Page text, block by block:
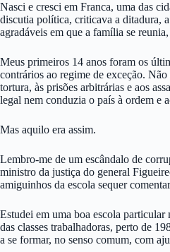
Nasci e cresci em Franca, uma das
discutia política, criticava a ditadura,
agradáveis em que a família se
Meus primeiros 14 anos foram os
contrários ao regime de exceção.
tortura, às prisões arbitrárias e aos
legal nem conduzia o país à ordem e
Mas aquilo era assim.
Lembro-me de um escândalo de
ministro da justiça do general
amiguinhos da escola sequer
Estudei em uma boa escola
das classes trabalhadoras, perto de
a se formar, no senso comum, com